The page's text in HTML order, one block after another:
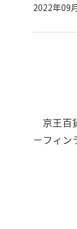
2022年09
京王百
－フィン